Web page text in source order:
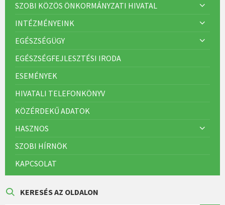
SZOBI KÖZÖS ÖNKORMÁNYZATI HIVATAL
INTÉZMÉNYEINK
EGÉSZSÉGÜGY
EGÉSZSÉGFEJLESZTÉSI IRODA
ESEMÉNYEK
HIVATALI TELEFONKÖNYV
KÖZÉRDEKŰ ADATOK
HASZNOS
SZOBI HÍRNÖK
KAPCSOLAT
KERESÉS AZ OLDALON